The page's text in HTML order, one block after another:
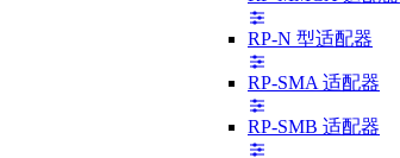
RP-N 型适配器
RP-SMA 适配器
RP-SMB 适配器